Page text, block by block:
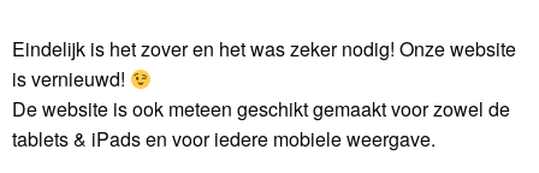
Eindelijk is het zover en het was zeker nodig! Onze website
is vernieuwd!
De website is ook meteen geschikt gemaakt voor zowel de
tablets & iPads en voor iedere mobiele weergave.